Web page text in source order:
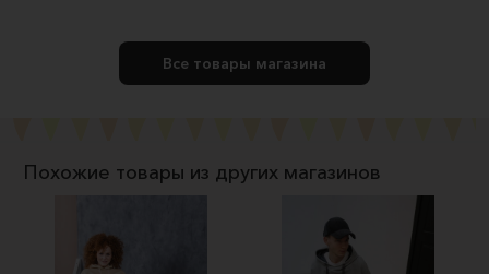
Все товары магазина
Похожие товары из других магазинов